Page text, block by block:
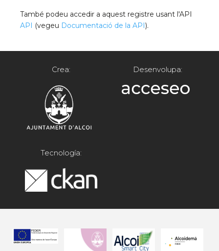
També podeu accedir a aquest registre usant l'API
API (vegeu Documentació de la API).
Crea: Desenvolupa:
Tecnología: